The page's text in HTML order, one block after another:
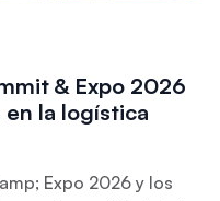
& Expo 2026
la logística
Expo 2026 y los